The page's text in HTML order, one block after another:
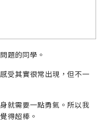
題的同學。
受其實很常出現，但不一
就需要一點勇氣。所以我
得超棒。